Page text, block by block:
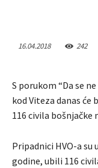
16.04.2018 242
S porukom “Da se
kod Viteza danas će
116 civila bošnjačke
Pripadnici HVO-a su
godine, ubili 116